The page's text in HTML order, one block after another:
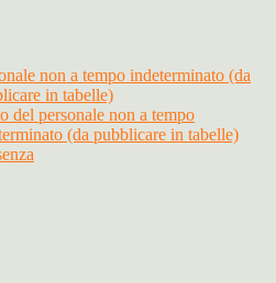
non a tempo indeterminato (da
in tabelle)
del personale non a tempo
(da pubblicare in tabelle)